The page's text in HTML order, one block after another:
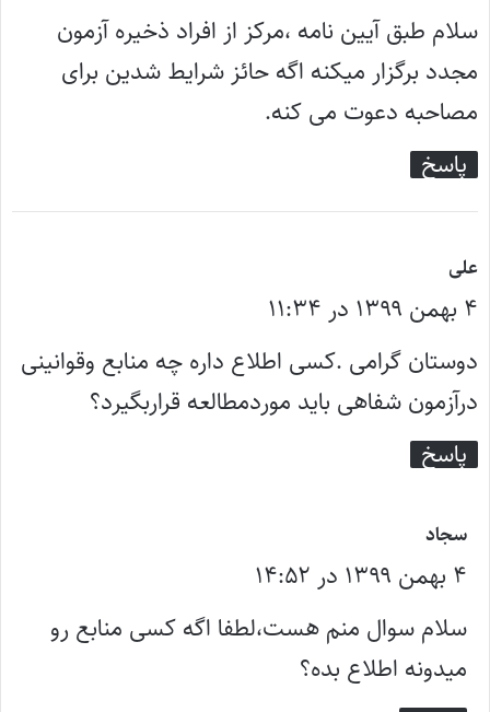
ت
:
سلام طبق آیین نامه ،مرکز از افراد ذخیره آزمون
مجدد برگزار میکنه اگه حائز شرایط شدین برای
مصاحبه دعوت می کنه.
پاسخ
علی
ف
ت
:
۴ بهمن ۱۳۹۹ در ۱۱:۳۴
دوستان گرامی .کسی اطلاع داره چه منابع وقوانینی
درآزمون شفاهی باید موردمطالعه قراربگیرد؟
پاسخ
سجاد
ف
ت
:
۴ بهمن ۱۳۹۹ در ۱۴:۵۲
سلام سوال منم هست،لطفا اگه کسی منابع رو
میدونه اطلاع بده؟